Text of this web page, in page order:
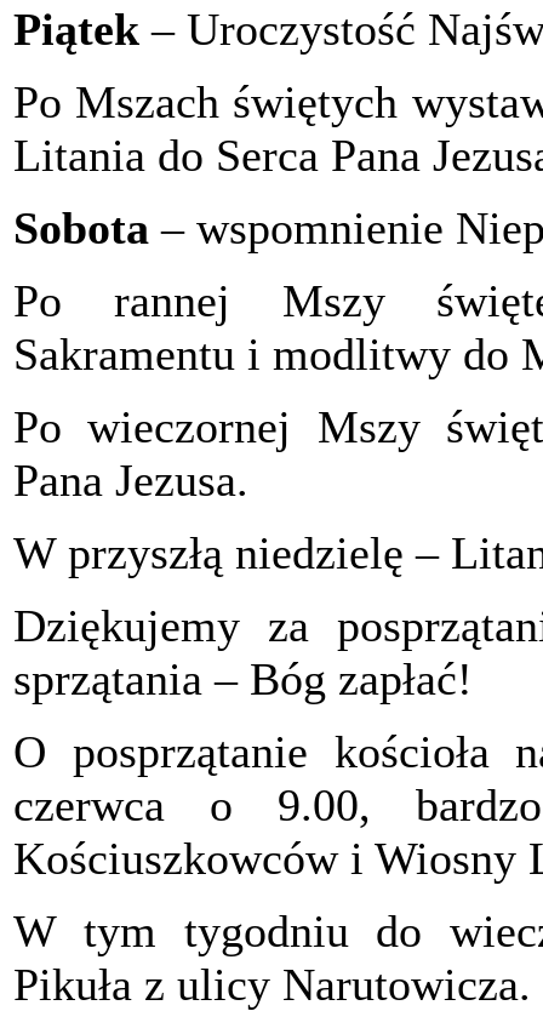
Piątek – Uroczystość
Po Mszach świętych
Litania do Serca Pana
Sobota – wspomnienie
Po rannej Mszy
Sakramentu i modlitwy do
Po wieczornej Mszy
Pana Jezusa.
W przyszłą niedzielę –
Dziękujemy za
sprzątania – Bóg zapłać!
O posprzątanie kościoła
czerwca o 9.00,
Kościuszkowców i Wiosny
W tym tygodniu do
Pikuła z ulicy Narutowicza.